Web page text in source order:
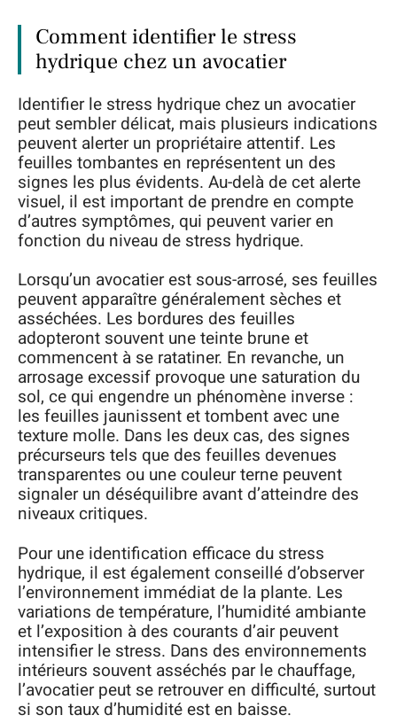
Comment identifier le stress
hydrique chez un avocatier
Identifier le stress hydrique chez un avocatier
peut sembler délicat, mais plusieurs indications
peuvent alerter un propriétaire attentif. Les
feuilles tombantes en représentent un des
signes les plus évidents. Au-delà de cet alerte
visuel, il est important de prendre en compte
d’autres symptômes, qui peuvent varier en
fonction du niveau de stress hydrique.
Lorsqu’un avocatier est sous-arrosé, ses feuilles
peuvent apparaître généralement sèches et
asséchées. Les bordures des feuilles
adopteront souvent une teinte brune et
commencent à se ratatiner. En revanche, un
arrosage excessif provoque une saturation du
sol, ce qui engendre un phénomène inverse :
les feuilles jaunissent et tombent avec une
texture molle. Dans les deux cas, des signes
précurseurs tels que des feuilles devenues
transparentes ou une couleur terne peuvent
signaler un déséquilibre avant d’atteindre des
niveaux critiques.
Pour une identification efficace du stress
hydrique, il est également conseillé d’observer
l’environnement immédiat de la plante. Les
variations de température, l’humidité ambiante
et l’exposition à des courants d’air peuvent
intensifier le stress. Dans des environnements
intérieurs souvent asséchés par le chauffage,
l’avocatier peut se retrouver en difficulté, surtout
si son taux d’humidité est en baisse.